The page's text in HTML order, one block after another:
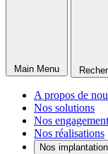
Main Menu
A propos de
Nos solutions
Nos
Nos réalisations
Nos